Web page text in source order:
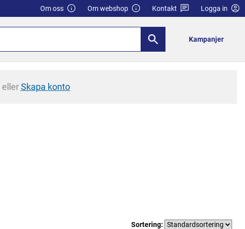
Om oss Om webshop Kontakt Logga in
Kampanjer
ellerSkapa konto
Sortering: